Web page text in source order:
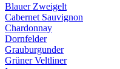
Blauer Zweigelt
Cabernet Sauvignon
Chardonnay
Dornfelder
Grauburgunder
Grüner Veltliner